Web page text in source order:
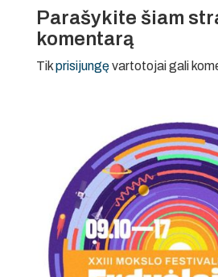
Parašykite šiam
komentarą
Tikprisijungęvartotojai gali